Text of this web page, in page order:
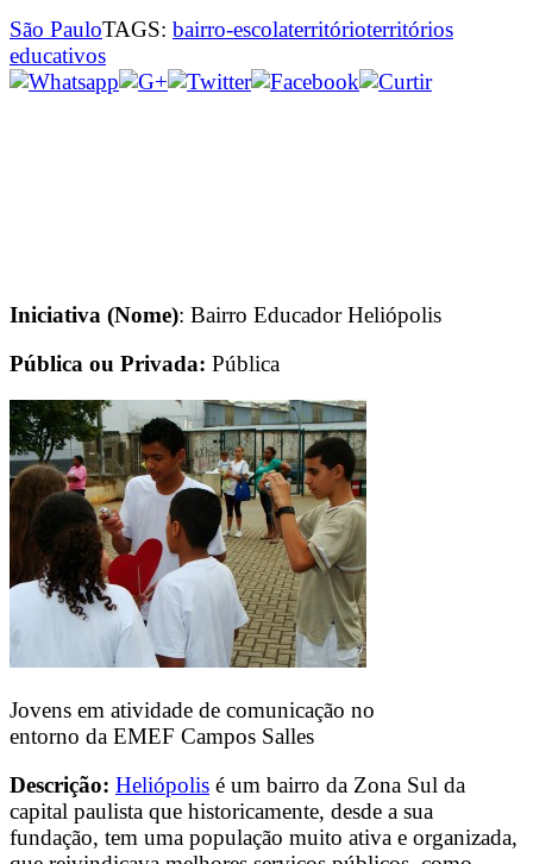
São PauloTAGS: bairro-escolaterritórioterritórios
educativos
Iniciativa (Nome): Bairro Educador Heliópolis
Pública ou Privada: Pública
Jovens em atividade de comunicação no
entorno da EMEF Campos Salles
Descrição: Heliópolis é um bairro da Zona Sul da
capital paulista que historicamente, desde a sua
fundação, tem uma população muito ativa e organizada,